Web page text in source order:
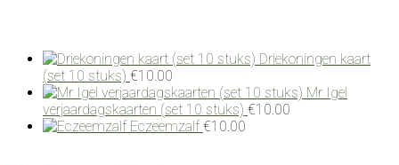
Driekoningen kaart
(set 10 stuks) €10.00
Mr Igel
verjaardagskaarten (set 10 stuks) €10.00
Eczeemzalf €10.00